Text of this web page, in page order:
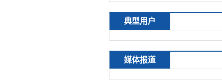
典型用户
媒体报道